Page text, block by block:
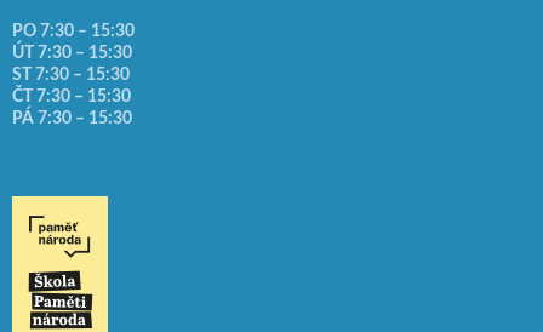
PO 7:30 – 15:30
ÚT 7:30 – 15:30
ST 7:30 – 15:30
ČT 7:30 – 15:30
PÁ 7:30 – 15:30